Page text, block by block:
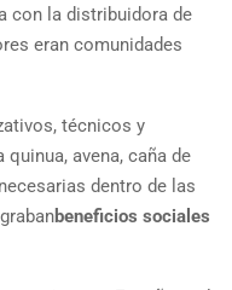
con la distribuidora de
eran comunidades
técnicos y
avena, caña de
dentro de las
beneficios sociales